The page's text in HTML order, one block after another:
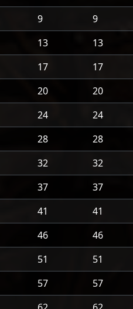
9 9
13 13
17 17
20 20
24 24
28 28
32 32
37 37
41 41
46 46
51 51
57 57